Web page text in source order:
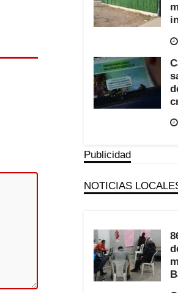
Publicidad
NOTICIAS